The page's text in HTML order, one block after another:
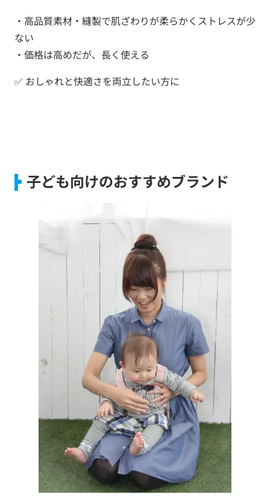
・高品質素材・縫製で肌ざわりが柔らかくストレスが少
ない
・価格は高めだが、長く使える
✅ おしゃれと快適さを両立したい方に
子ども向けのおすすめブランド